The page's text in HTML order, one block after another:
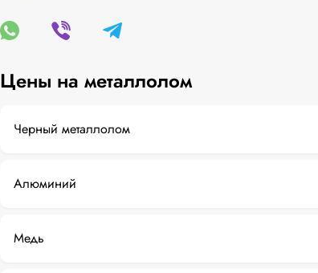
Цены на металлолом
Черный металлолом
Алюминий
Медь